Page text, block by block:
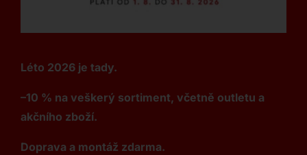
Léto 2026 je tady.
–10 % na veškerý sortiment, včetně outletu a
akčního zboží.
Doprava a montáž zdarma.